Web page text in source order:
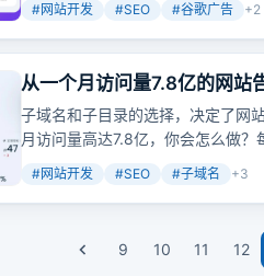
#网站开发 #SEO #谷歌广告 +2
从一个月访问量7.8亿的网站
子域名和子目录的选择，决定了网
月访问量高达7.8亿，你会怎么做
流量自然就来了。
#网站开发 #SEO #子域名 +3
9 10 11 12